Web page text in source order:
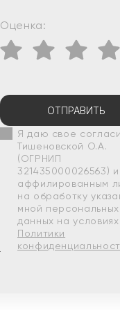
Оценка:
ОТПРАВИТЬ
Я даю свое
Тишеновской О.А.
(ОГРНИП
321435000026563)
аффилированным
на обработку
мной персональных
данных на условиях
Политики